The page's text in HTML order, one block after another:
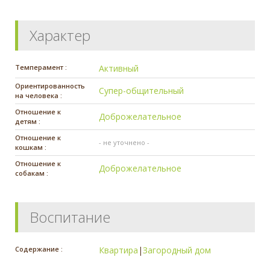
Характер
Темперамент : Активный
Ориентированность
на человека :
Супер-общительный
Отношение к
детям :
Доброжелательное
Отношение к
кошкам :
- не уточнено -
Отношение к
собакам :
Доброжелательное
Воспитание
Содержание : Квартира |Загородный дом